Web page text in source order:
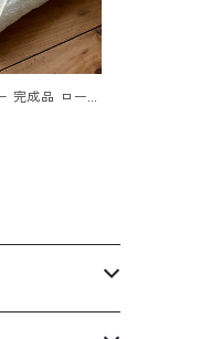
完成品 ローレ